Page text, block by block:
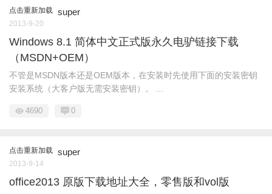
点击重新加载 super
2013-9-20
Windows 8.1 简体中文正式版永久电驴链接下载
（MSDN+OEM）
不管是MSDN版本还是OEM版本，在安装时先使用下面的安装密钥
安装系统（大客户版无需安装密钥）。 ...
4690 0
点击重新加载 super
2013-9-14
office2013 原版下载地址大全，零售版和vol版